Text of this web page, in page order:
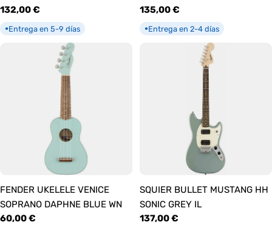
Precio
habitual
132,00 €
●Entrega en 5-9 días
Precio
habitual
135,00 €
●Entrega en 2-4 días
FENDER UKELELE VENICE
SOPRANO DAPHNE BLUE WN
Precio
60,00 €
SQUIER BULLET MUSTANG HH
SONIC GREY IL
Precio
137,00 €